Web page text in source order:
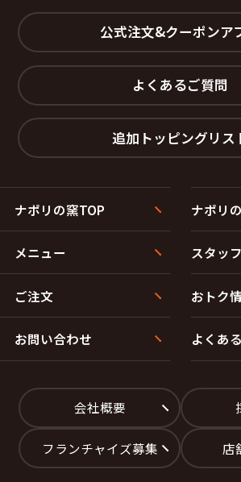
公式注文&クーポンア
よくあるご質問
追加トッピングリス
ナポリの窯TOP ナポリ
メニュー スタッ
ご注文 おトク
お問い合わせ よくあ
会社概要
フランチャイズ募集 店